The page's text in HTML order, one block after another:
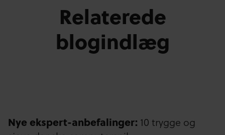
Relaterede
blogindlæg
Nye ekspert-anbefalinger: 10 trygge og